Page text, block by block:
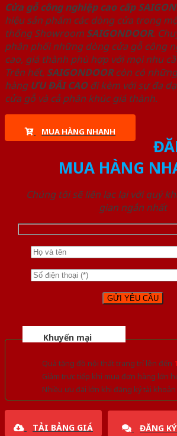
Cửa gỗ công nghiệp cao cấp
hiệu sản phẩm các dòng cửa trong
thống Showroom SAIGONDOOR.
phân phối những dòng cửa gỗ công
cao, giá thành phù hợp với mọi nhu
Trên hết, SAIGONDOORcòn có
hàng ƯU ĐÃI CAOđi kèm với sự đa
cửa gỗ và cả phân khúc giá thành.
MUA HÀNG NHANH
MUA HÀNG
Chúng tôi sẽ liên lạc lại với quý
gian ngắn nhất
Khuyến mại
Quà tặng đồ nội thất trang trí lên đến
Giảm trực tiếp khi mua đơn hàng lớn
Nhiều ưu đãi lớn khi đăng ký tài
TẢI BẢNG GIÁ ĐĂNG